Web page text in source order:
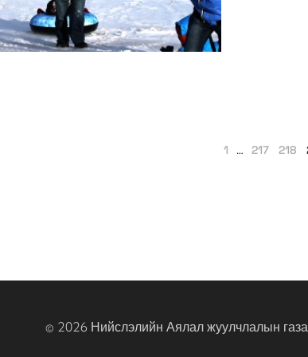
1 … 217 218
© 2026 Нийслэлийн Аялал жуулчлалын